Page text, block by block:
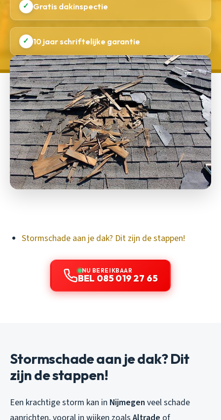
✓ Gratis dakinspectie
✓ 10 jaar schriftelijke garantie
Stormschade aan je dak? Dit zijn de stappen!
NU BEREIKBAAR
BEL 085 019 27 65
Stormschade aan je dak? Dit
zijn de stappen!
Een krachtige storm kan in Nijmegen veel schade